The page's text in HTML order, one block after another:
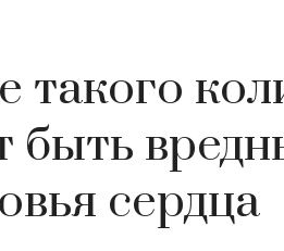
такого
быть
сердца